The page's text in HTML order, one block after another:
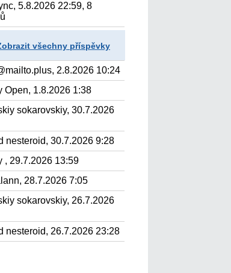
5.8.2026 22:59, 8
všechny příspěvky
2.8.2026 10:24
Open, 1.8.2026 1:38
sokarovskiy, 30.7.2026
nesteroid, 30.7.2026 9:28
, 29.7.2026 13:59
28.7.2026 7:05
sokarovskiy, 26.7.2026
nesteroid, 26.7.2026 23:28